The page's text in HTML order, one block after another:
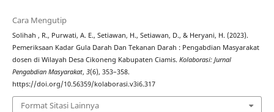
Cara Mengutip
Solihah , R., Purwati, A. E., Setiawan, H., Setiawan, D., & Heryani, H. (2023).
Pemeriksaan Kadar Gula Darah Dan Tekanan Darah : Pengabdian Masyarakat
dosen di Wilayah Desa Cikoneng Kabupaten Ciamis. Kolaborasi: Jurnal
Pengabdian Masyarakat, 3(6), 353–358.
https://doi.org/10.56359/kolaborasi.v3i6.317
Format Sitasi Lainnya